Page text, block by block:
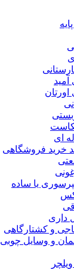
ای
خرید فروشگاهی
یا ساده
داری
و کشتارگاهی
و وسایل چوبی